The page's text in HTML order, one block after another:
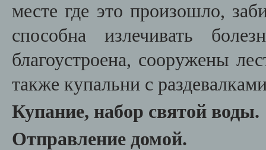
месте где это произошло,
способна излечивать
благоустроена, сооружены
также купальни с
Купание, набор святой воды.
Отправление домой.